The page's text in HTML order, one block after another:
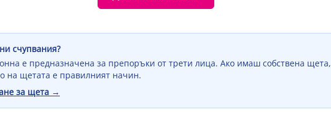
счупвания?
е предназначена за препоръки от трети лица. Ако имаш собствена щета,
на щетата е правилният начин.
за щета →